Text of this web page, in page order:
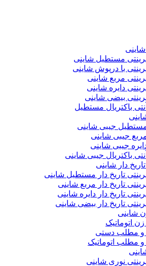
مستطیل شاینی
با درپوش شاینی
مربع شاینی
دایره شاینی
بیضی شاینی
باکتریال مستطیل
جیبی شاینی
جیبی شاینی
جیبی شاینی
باکتریال جیبی شاینی
دار شاینی
تاریخ دار مستطیل شاینی
تاریخ دار مربع شاینی
تاریخ دار دایره شاینی
تاریخ دار بیضی شاینی
شاینی
زن اتوماتیک
و مطلب دستی
و مطلب اتوماتیک
نوری شاینی